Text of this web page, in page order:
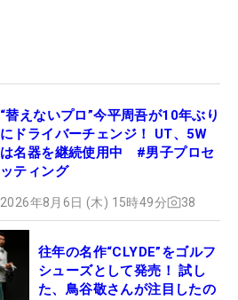
“替えないプロ”今平周吾が10年ぶり
にドライバーチェンジ！ UT、5W
は名器を継続使用中 #男子プロセ
ッティング
2026年8月6日 (木) 15時49分 38
往年の名作“CLYDE”をゴルフ
シューズとして発売！ 試し
た、鳥谷敬さんが注目したの